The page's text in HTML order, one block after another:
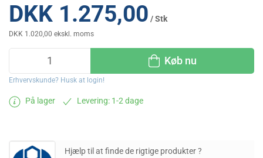
DKK 1.275,00 / Stk
DKK 1.020,00 ekskl. moms
Køb nu
Erhvervskunde? Husk at login!
På lager Levering: 1-2 dage
Hjælp til at finde de rigtige produkter ?